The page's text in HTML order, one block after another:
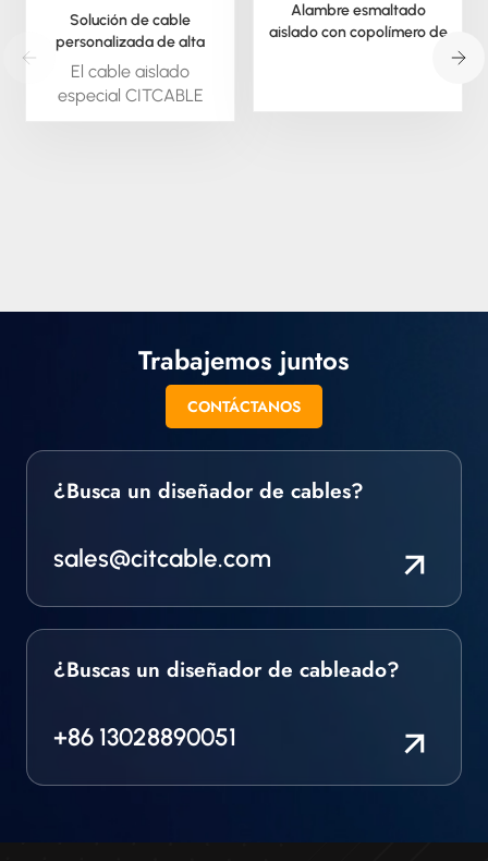
Solución de cable
personalizada de alta
temperatura para desafíos
difíciles.
El cable aislado
especial CITCABLE
está disponible bajo
trenzado y en otros
Alambre esmaltado
aislado con copolímero de
Trabajemos juntos
CONTÁCTANOS
¿Busca un diseñador de cables?
sales@citcable.com
¿Buscas un diseñador de cableado?
+86 13028890051